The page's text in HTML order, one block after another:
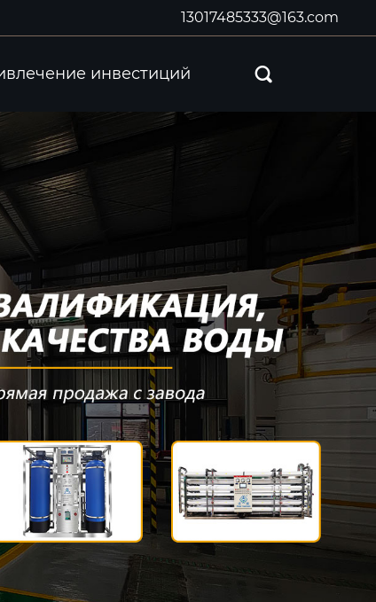
13017485333@163.com
инвестиций 